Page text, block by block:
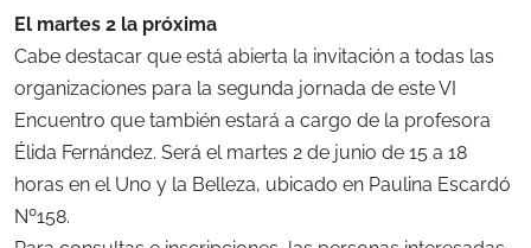
El martes 2 la próxima
Cabe destacar que está abierta la invitación a todas las
organizaciones para la segunda jornada de este VI
Encuentro que también estará a cargo de la profesora
Élida Fernández. Será el martes 2 de junio de 15 a 18
horas en el Uno y la Belleza, ubicado en Paulina Escardó
Nº158.